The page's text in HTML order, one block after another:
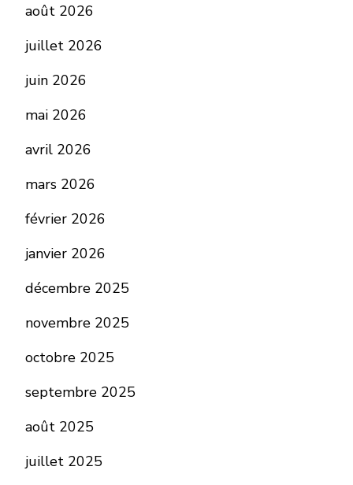
août 2026
juillet 2026
juin 2026
mai 2026
avril 2026
mars 2026
février 2026
janvier 2026
décembre 2025
novembre 2025
octobre 2025
septembre 2025
août 2025
juillet 2025